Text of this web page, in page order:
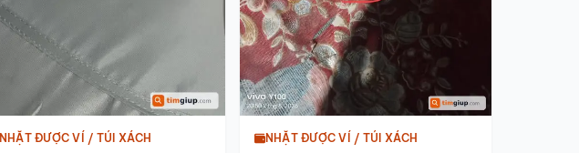
NHẶT ĐƯỢC VÍ / TÚI XÁCH NHẶT ĐƯỢC VÍ / TÚI XÁCH